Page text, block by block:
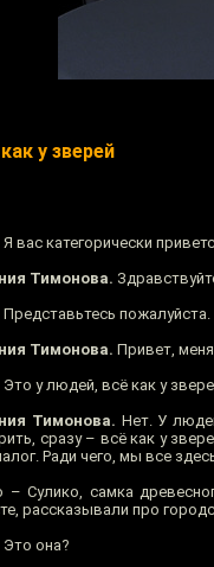
у зверей
Я вас категорически
Тимонова.
Представьтесь пожалуйста.
Тимонова. Привет,
Это у людей, всё как у
Тимонова. Нет. У
сразу – всё как у
Ради чего, мы все
– Сулико, самка
рассказывали про
Это она?